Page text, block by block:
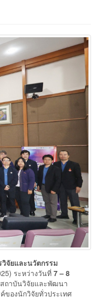
จัยและนวัตกรรม
ระหว่างวันที่ 7 – 8
ถาบันวิจัยและพัฒนา
ของนักวิจัยทั่วประเทศ